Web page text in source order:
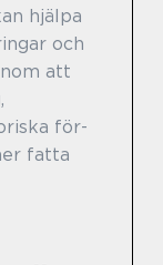
hjälpa
och
att
för-
fatta